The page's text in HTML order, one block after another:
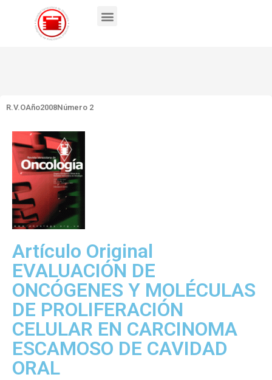
R.V.OAño2008Número 2
Artículo Original
EVALUACIÓN DE
ONCÓGENES Y MOLÉCULAS
DE PROLIFERACIÓN
CELULAR EN CARCINOMA
ESCAMOSO DE CAVIDAD
ORAL